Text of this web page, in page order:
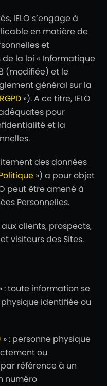
IELO s’engage à
en matière de
et
la loi « Informatique
(modifiée) et le
général sur la
RGPD »). A ce titre, IELO
pour
et la
des données
») a pour objet
peut être amené à
Personnelles.
clients, prospects,
visiteurs des Sites.
: toute information se
identifiée ou
» : personne physique
ou
référence à un
numéro